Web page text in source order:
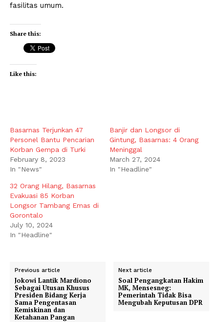
fasilitas umum.
Share this:
Like this:
Basarnas Terjunkan 47
Personel Bantu Pencarian
Korban Gempa di Turki
February 8, 2023
In "News"
Banjir dan Longsor di
Gintung, Basarnas: 4 Orang
Meninggal
March 27, 2024
In "Headline"
32 Orang Hilang, Basarnas
Evakuasi 85 Korban
Longsor Tambang Emas di
Gorontalo
July 10, 2024
In "Headline"
Previous article
Jokowi Lantik Mardiono
Sebagai Utusan Khusus
Presiden Bidang Kerja
Sama Pengentasan
Kemiskinan dan
Ketahanan Pangan
Next article
Soal Pengangkatan Hakim
MK, Mensesneg:
Pemerintah Tidak Bisa
Mengubah Keputusan DPR